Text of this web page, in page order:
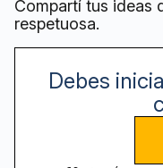
Compartí tus ideas
respetuosa.
Debes